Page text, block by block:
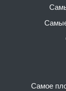
Самое